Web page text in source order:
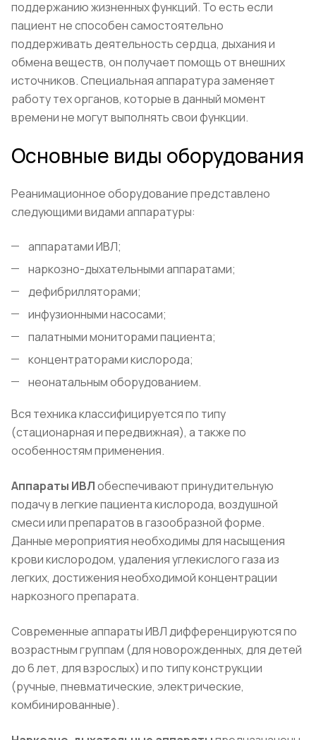
поддержанию жизненных функций. То есть если
пациент не способен самостоятельно
поддерживать деятельность сердца, дыхания и
обмена веществ, он получает помощь от внешних
источников. Специальная аппаратура заменяет
работу тех органов, которые в данный момент
времени не могут выполнять свои функции.
Основные виды оборудования
Реанимационное оборудование представлено
следующими видами аппаратуры:
аппаратами ИВЛ;
наркозно-дыхательными аппаратами;
дефибрилляторами;
инфузионными насосами;
палатными мониторами пациента;
концентраторами кислорода;
неонатальным оборудованием.
Вся техника классифицируется по типу
(стационарная и передвижная), а также по
особенностям применения.
Аппараты ИВЛобеспечивают принудительную
подачу в легкие пациента кислорода, воздушной
смеси или препаратов в газообразной форме.
Данные мероприятия необходимы для насыщения
крови кислородом, удаления углекислого газа из
легких, достижения необходимой концентрации
наркозного препарата.
Современные аппараты ИВЛ дифференцируются по
возрастным группам (для новорожденных, для детей
до 6 лет, для взрослых) и по типу конструкции
(ручные, пневматические, электрические,
комбинированные).